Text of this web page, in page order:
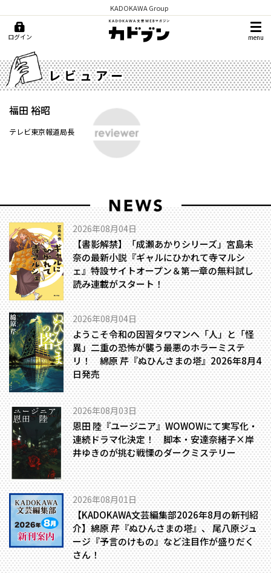
KADOKAWA Group
ログイン menu
レビュアー
福田 裕昭
テレビ東京報道局長
2026年08月04日
【書影解禁】「成瀬あかりシリーズ」宮島未
奈の最新小説『ギャルにひかれて寺マルシ
ェ』特設サイトオープン＆第一章の無料試し
読み連載がスタート！
2026年08月04日
ようこそ令和の因習タワマンへ――「人」と「怪
異」二重の恐怖が襲う最悪のホラーミステ
リ！ 綿原 芹『ぬひんさまの塔』2026年8月4
日発売
2026年08月03日
恩田 陸『ユージニア』WOWOWにて実写化・
連続ドラマ化決定！ 脚本・安達奈緒子×岸
井ゆきのが挑む戦慄のダークミステリー
2026年08月01日
【KADOKAWA文芸編集部2026年8月の新刊紹
介】綿原 芹『ぬひんさまの塔』、 尾八原ジュ
ージ『予言のけもの』など注目作が盛りだく
さん！